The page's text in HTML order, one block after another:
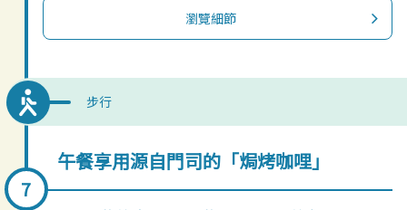
瀏覽細節
步行
午餐享用源自門司的「焗烤咖哩」